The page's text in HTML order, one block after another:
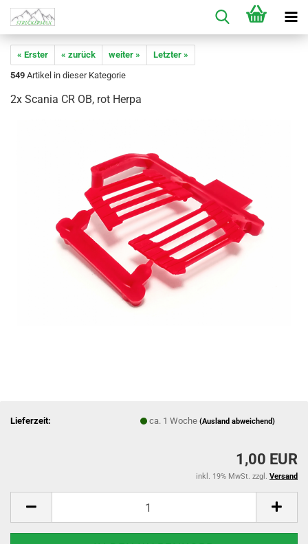
« Erster « zurück weiter »
Letzter »
549 Artikel in dieser Kategorie
2x Scania CR OB, rot Herpa
Lieferzeit: ca. 1 Woche(Ausland abweichend)
1,00 EUR
inkl. 19% MwSt. zzgl. Versand